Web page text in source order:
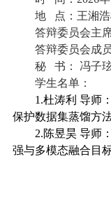
地
点： 王湘
答辩委员会主
答辩委员会成员
秘
书：
冯子
学生名单：
1.杜涛利 导师
保护数据集蒸馏方
2.陈昱昊 导师
强与多模态融合目